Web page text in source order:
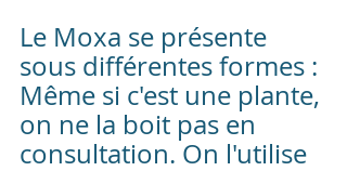
Le Moxa se présente
sous différentes formes :
Même si c'est une plante,
on ne la boit pas en
consultation. On l'utilise